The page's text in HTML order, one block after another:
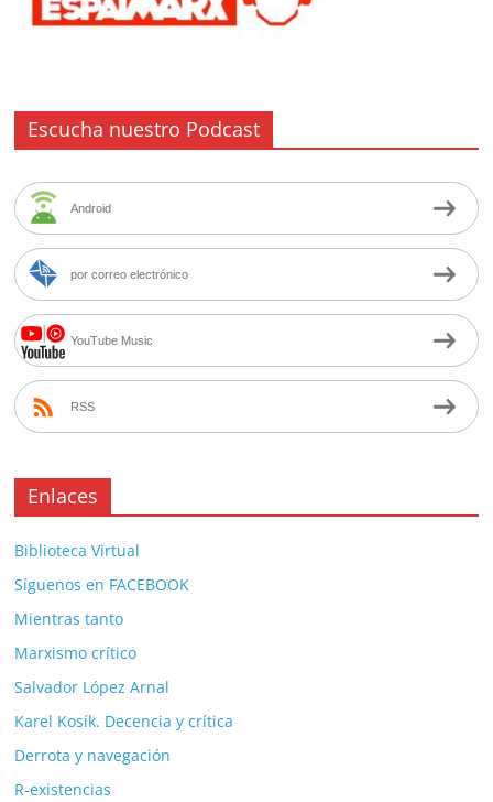
Escucha nuestro Podcast
Android
por correo electrónico
YouTube Music
RSS
Enlaces
Biblioteca Virtual
Síguenos en FACEBOOK
Mientras tanto
Marxismo crítico
Salvador López Arnal
Karel Kosík. Decencia y crítica
Derrota y navegación
R-existencias